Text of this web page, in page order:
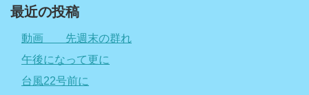
最近の投稿
動画 先週末の群れ
午後になって更に
台風22号前に